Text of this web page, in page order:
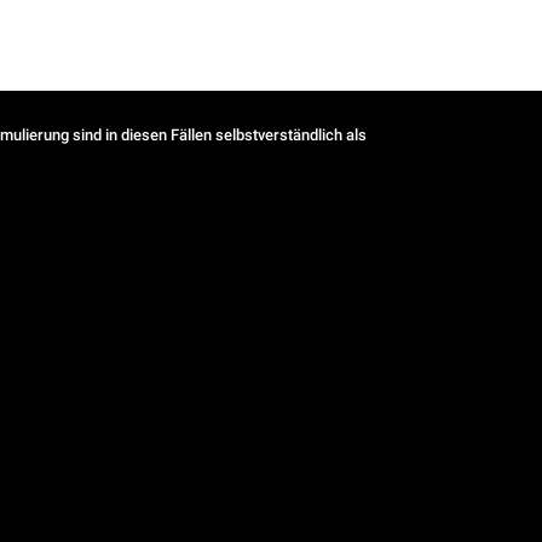
sind in diesen Fällen selbstverständlich als